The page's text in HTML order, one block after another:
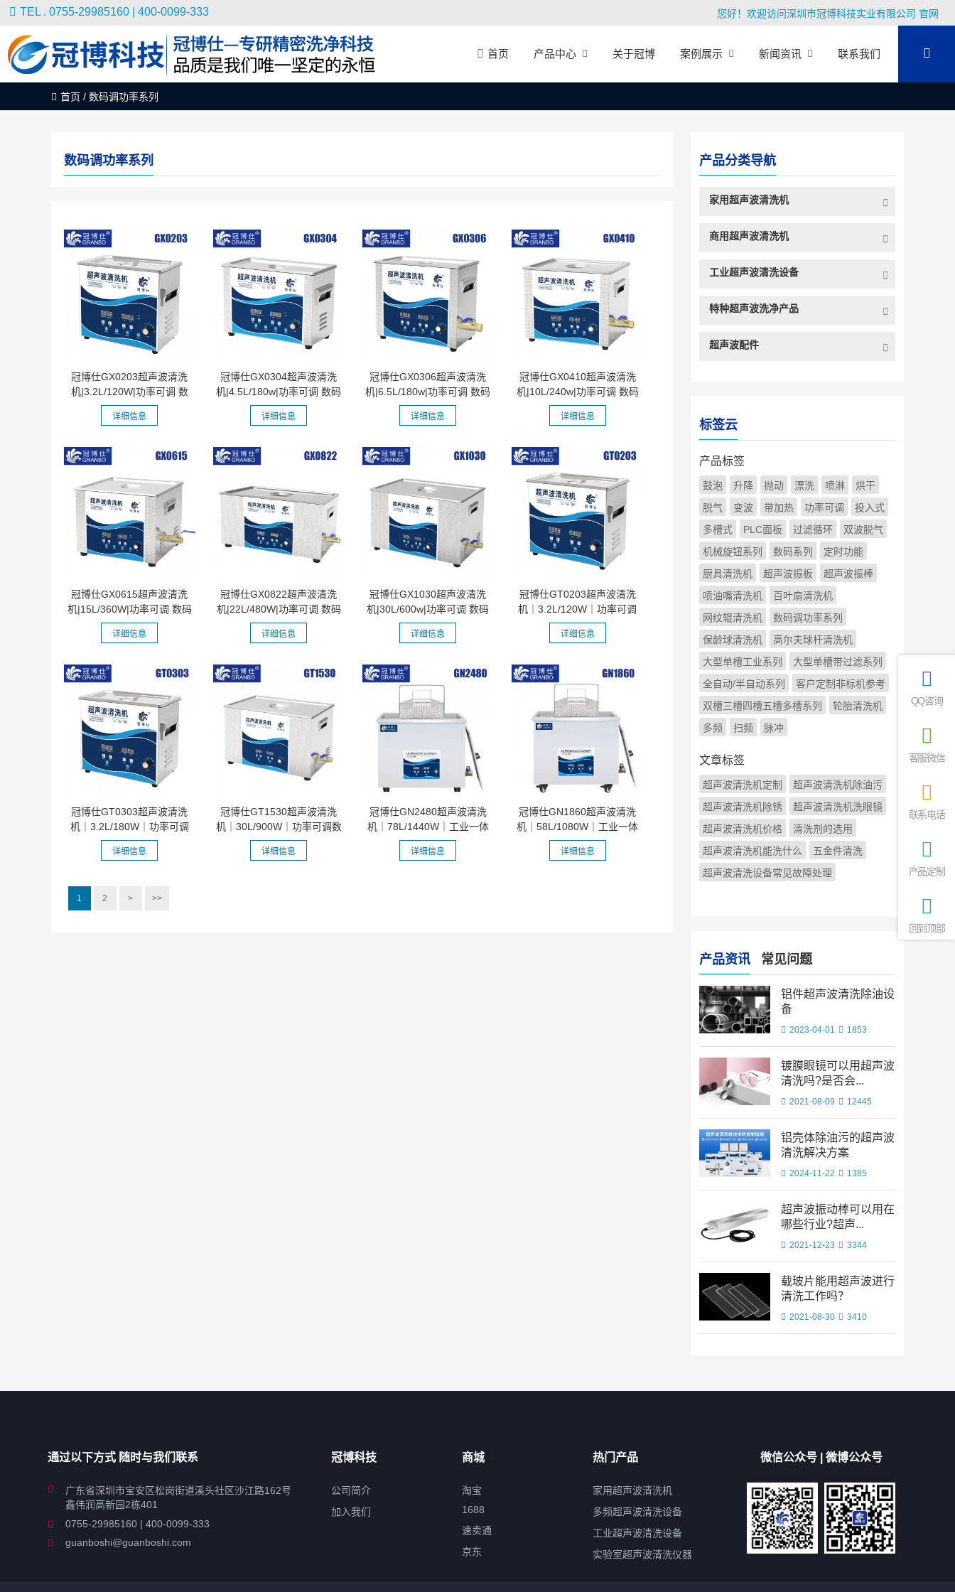
TEL . 0755-29985160 | 400-0099-333 您好！欢迎访问深圳市冠博科技实业有限公司 官网
首页 产品中心 关于冠博 案例展示 新闻资讯 联系我们
首页 / 数码调功率系列
数码调功率系列
冠博仕GX0203超声波清洗
机|3.2L/120W|功率可调 数
码变波脱气...
详细信息
冠博仕GX0304超声波清洗
机|4.5L/180w|功率可调 数码
变波脱气...
详细信息
冠博仕GX0306超声波清洗
机|6.5L/180w|功率可调 数码
变波脱气...
详细信息
冠博仕GX0410超声波清洗
机|10L/240w|功率可调 数码
变波脱气...
详细信息
冠博仕GX0615超声波清洗
机|15L/360W|功率可调 数码
变波脱气...
详细信息
冠博仕GX0822超声波清洗
机|22L/480W|功率可调 数码
变波脱气...
详细信息
冠博仕GX1030超声波清洗
机|30L/600w|功率可调 数码
变波脱气...
详细信息
冠博仕GT0203超声波清洗
机｜3.2L/120W｜功率可调
数码调时带...
详细信息
冠博仕GT0303超声波清洗
机｜3.2L/180W｜功率可调
数码调时带...
详细信息
冠博仕GT1530超声波清洗
机｜30L/900W｜功率可调数
码脱气带加...
详细信息
冠博仕GN2480超声波清洗
机｜78L/1440W｜工业一体
机 功率可调...
详细信息
冠博仕GN1860超声波清洗
机｜58L/1080W｜工业一体
机 功率可调...
详细信息
1 2 > >>
产品分类导航
家用超声波清洗机
商用超声波清洗机
工业超声波清洗设备
特种超声波洗净产品
超声波配件
标签云
产品标签
鼓泡 升降 抛动 漂洗 喷淋
烘干
脱气
变波 带加热 功率可调
投入式
多槽式
PLC面板 过滤循环
双波脱气
机械旋钮系列
数码系列
定时功能
厨具清洗机
超声波振板
超声波振棒
喷油嘴清洗机
百叶扇清洗机
网纹辊清洗机
数码调功率系列
保龄球清洗机
高尔夫球杆清洗机
大型单槽工业系列
大型单槽带过滤系列
全自动/半自动系列
客户定制非标机参考
双槽三槽四槽五槽多槽系列
轮胎清洗机
多频
扫频 脉冲
文章标签
超声波清洗机定制
超声波清洗机除油污
超声波清洗机除锈
超声波清洗机洗眼镜
超声波清洗机价格
清洗剂的选用
超声波清洗机能洗什么
五金件清洗
超声波清洗设备常见故障处理
产品资讯 常见问题
铝件超声波清洗除油设
备
2023-04-01 1853
镀膜眼镜可以用超声波
清洗吗?是否会...
2021-08-09 12445
铝壳体除油污的超声波
清洗解决方案
2024-11-22 1385
超声波振动棒可以用在
哪些行业?超声...
2021-12-23 3344
载玻片能用超声波进行
清洗工作吗？
2021-08-30 3410
通过以下方式 随时与我们联系
广东省深圳市宝安区松岗街道溪头社区沙江路162号
鑫伟润高新园2栋401
0755-29985160 | 400-0099-333
guanboshi@guanboshi.com
冠博科技
公司简介
加入我们
商城
淘宝
1688
速卖通
京东
热门产品
家用超声波清洗机
多频超声波清洗设备
工业超声波清洗设备
实验室超声波清洗仪器
微信公众号 | 微博公众号
QQ咨询
客服微信
联系电话
产品定制
回到顶部